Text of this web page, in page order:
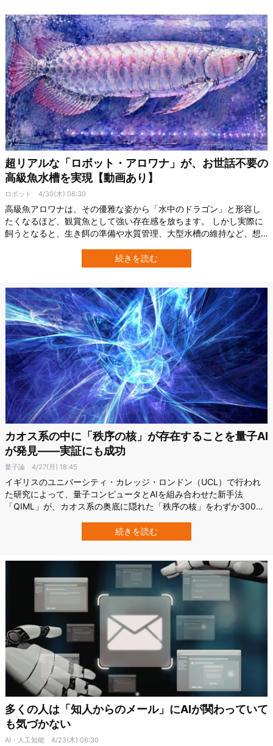
超リアルな「ロボット・アロワナ」が、お世話不要の
高級魚水槽を実現【動画あり】
ロボット 4/30(木) 06:30
高級魚アロワナは、その優雅な姿から「水中のドラゴン」と形容し
たくなるほど、観賞魚として強い存在感を放ちます。 しかし実際に
飼うとなると、生き餌の準備や水質管理、大型水槽の維持など、想
魚”を、世話も命の負担もなく楽しめるとしたらどうでしょうか。 中
国の企業FullDepthが開発したロボット魚は、まさにその問いに真正
続きを読む
カオス系の中に「秩序の核」が存在することを量子AI
が発見――実証にも成功
量子論 4/27(月) 18:45
イギリスのユニバーシティ・カレッジ・ロンドン（UCL）で行われ
た研究によって、量子コンピュータとAIを組み合わせた新手法
「QIML」が、カオス系の奥底に隠れた「秩序の核」をわずか300個
ではこの「秩序の核」をAIの”羅針盤”として組み込むと、最先端のAI
モデルが軒並み破綻した長期予測で、唯一安定な結果を出すことに…
続きを読む
多くの人は「知人からのメール」にAIが関わっていて
も気づかない
AI・人工知能 4/23(木) 06:30